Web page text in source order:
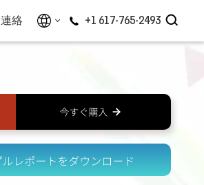
連絡 +1 617-765-2493